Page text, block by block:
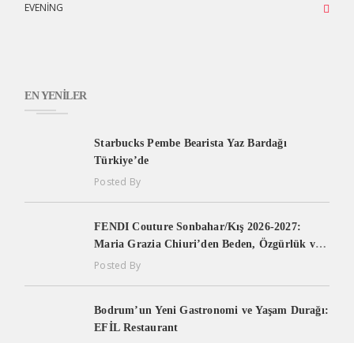
EVENING
EN YENILER
Starbucks Pembe Bearista Yaz Bardağı
Türkiye’de
Posted By
FENDI Couture Sonbahar/Kış 2026-2027:
Maria Grazia Chiuri’den Beden, Özgürlük ve
Yaşam Enerjisi Üzerine Yeni Bir Couture
Posted By
Bodrum’un Yeni Gastronomi ve Yaşam Durağı:
EFİL Restaurant